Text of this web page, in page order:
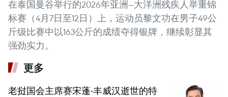
在泰国曼谷举行的2026年亚洲—大洋洲残疾人举重锦
标赛（4月7日至12日）上，运动员黎文功在男子49公
斤级比赛中以163公斤的成绩夺得银牌，继续彰显其
强劲实力。
更多
老挝国会主席赛宋蓬·丰威汉逝世的特